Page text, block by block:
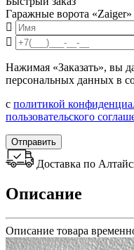
Гаражные ворота
Нажимая «Заказать», вы
персональных данных в
с политикой
пользовательского
Отправить
Доставка по
Описание
Описание товара